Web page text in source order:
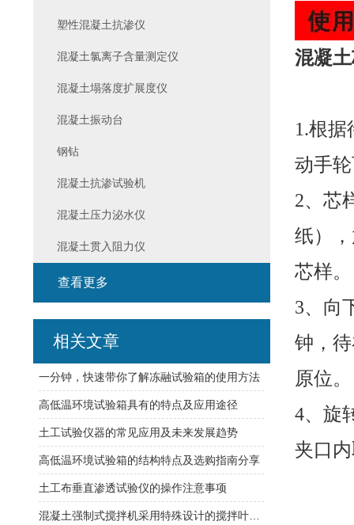
混凝
1.根
动手
2、芯
纸）
芯样。
3、向
钟，
原位。
4、旋
夹口
塑性混凝土抗渗仪
混凝土氯离子含量测定仪
混凝土塌落度扩展度仪
混凝土振动台
钢钻
混凝土抗渗试验机
混凝土压力泌水仪
混凝土贯入阻力仪
查看更多
相关文章
一分钟，快速带你了解冻融试验箱的使用方法
高低温环境试验箱具有的特点及应用途径
土工试验仪器的常见应用及未来发展趋势
高低温环境试验箱的结构特点及选购指南分享
土工布垂直渗透试验仪的操作注意事项